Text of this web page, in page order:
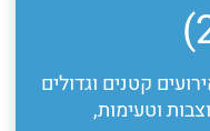
קטנים וגדולים
וטעימות,